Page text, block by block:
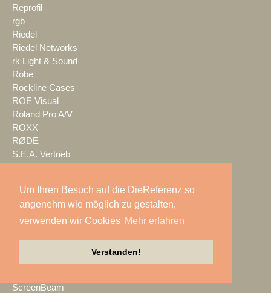
Um Ihren Besuch auf die DieReferenz so
angenehm wie möglich zu gestalten,
verwenden wir Cookies Mehr erfahren
Verstanden!
Reprofil
rgb
Riedel
Riedel Networks
rk Light & Sound
Robe
Rockline Cases
ROE Visual
Roland Pro A/V
ROXX
RØDE
S.E.A. Vertrieb
satis&fy
SCHACHZUG
Schallwerk Audiotechnik
Schnick-Schnack-Systems
ScreenBeam